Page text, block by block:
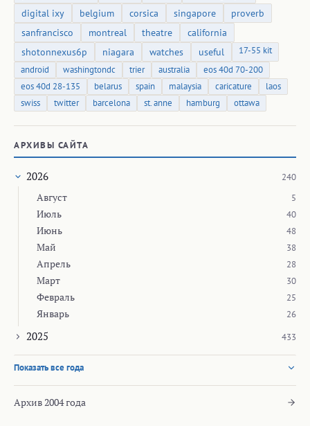
digital ixy
belgium corsica singapore
proverb
sanfrancisco
montreal theatre
california
shotonnexus6p
niagara watches useful
17-55 kit
android
washingtondc trier australia
eos 40d 70-200
eos 40d 28-135
belarus spain malaysia caricature
laos
swiss
twitter barcelona st. anne hamburg ottawa
АРХИВЫ САЙТА
2026 240
Август 5
Июль 40
Июнь 48
Май 38
Апрель 28
Март 30
Февраль 25
Январь 26
2025 433
Показать все года
Архив 2004 года